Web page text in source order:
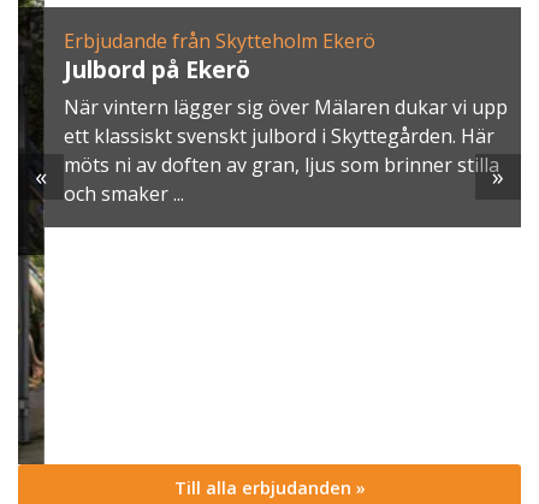
Erbjudande från Skytteholm Ekerö
Julbord på Ekerö
När vintern lägger sig över Mälaren dukar vi upp
ett klassiskt svenskt julbord i Skyttegården. Här
möts ni av doften av gran, ljus som brinner stilla
och smaker ...
« »
Till alla erbjudanden »